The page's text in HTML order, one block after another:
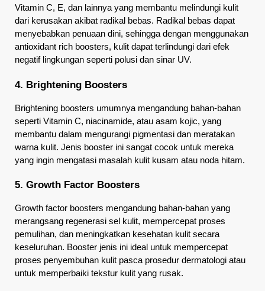
Vitamin C, E, dan lainnya yang membantu melindungi kulit
dari kerusakan akibat radikal bebas. Radikal bebas dapat
menyebabkan penuaan dini, sehingga dengan menggunakan
antioxidant rich boosters, kulit dapat terlindungi dari efek
negatif lingkungan seperti polusi dan sinar UV.
4. Brightening Boosters
Brightening boosters umumnya mengandung bahan-bahan
seperti Vitamin C, niacinamide, atau asam kojic, yang
membantu dalam mengurangi pigmentasi dan meratakan
warna kulit. Jenis booster ini sangat cocok untuk mereka
yang ingin mengatasi masalah kulit kusam atau noda hitam.
5. Growth Factor Boosters
Growth factor boosters mengandung bahan-bahan yang
merangsang regenerasi sel kulit, mempercepat proses
pemulihan, dan meningkatkan kesehatan kulit secara
keseluruhan. Booster jenis ini ideal untuk mempercepat
proses penyembuhan kulit pasca prosedur dermatologi atau
untuk memperbaiki tekstur kulit yang rusak.